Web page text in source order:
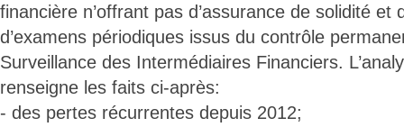
financière n’offrant pas d’assurance de solidité et
d’examens périodiques issus du contrôle
Surveillance des Intermédiaires Financiers.
renseigne les faits ci-après:
- des pertes récurrentes depuis 2012;